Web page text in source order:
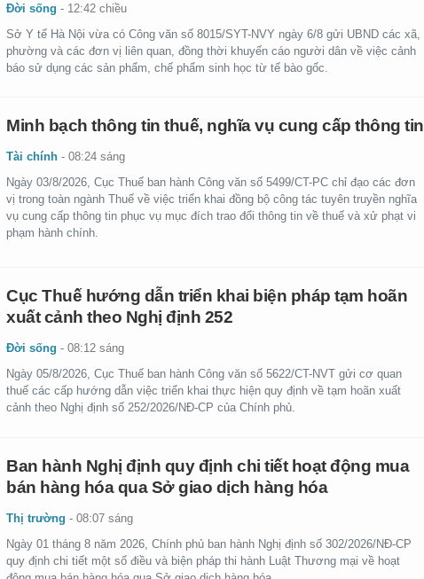
Đời sống - 12:42 chiều
Sở Y tế Hà Nội vừa có Công văn số 8015/SYT-NVY ngày 6/8 gửi UBND các xã,
phường và các đơn vị liên quan, đồng thời khuyến cáo người dân về việc cảnh
báo sử dụng các sản phẩm, chế phẩm sinh học từ tế bào gốc.
Minh bạch thông tin thuế, nghĩa vụ cung cấp thông tin
Tài chính -08:24 sáng
Ngày 03/8/2026, Cục Thuế ban hành Công văn số 5499/CT-PC chỉ đạo các đơn
vị trong toàn ngành Thuế về việc triển khai đồng bộ công tác tuyên truyền nghĩa
vụ cung cấp thông tin phục vụ mục đích trao đổi thông tin về thuế và xử phạt vi
phạm hành chính.
Cục Thuế hướng dẫn triển khai biện pháp tạm hoãn
xuất cảnh theo Nghị định 252
Đời sống -08:12 sáng
Ngày 05/8/2026, Cục Thuế ban hành Công văn số 5622/CT-NVT gửi cơ quan
thuế các cấp hướng dẫn việc triển khai thực hiện quy định về tạm hoãn xuất
cảnh theo Nghị định số 252/2026/NĐ-CP của Chính phủ.
Ban hành Nghị định quy định chi tiết hoạt động mua
bán hàng hóa qua Sở giao dịch hàng hóa
Thị trường -08:07 sáng
Ngày 01 tháng 8 năm 2026, Chính phủ ban hành Nghị định số 302/2026/NĐ-CP
quy định chi tiết một số điều và biện pháp thi hành Luật Thương mại về hoạt